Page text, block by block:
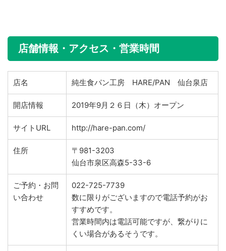
店舗情報・アクセス・営業時間
店名 純生食パン工房 HARE/PAN 仙台泉店
開店情報 2019年9月２６日（木）オープン
サイトURL http://hare-pan.com/
住所
〒981-3203
仙台市泉区高森5-33-6
ご予約・お問
い合わせ
022-725-7739
数に限りがございますので電話予約がお
すすめです。
営業時間内は電話可能ですが、繋がりに
くい場合があるそうです。